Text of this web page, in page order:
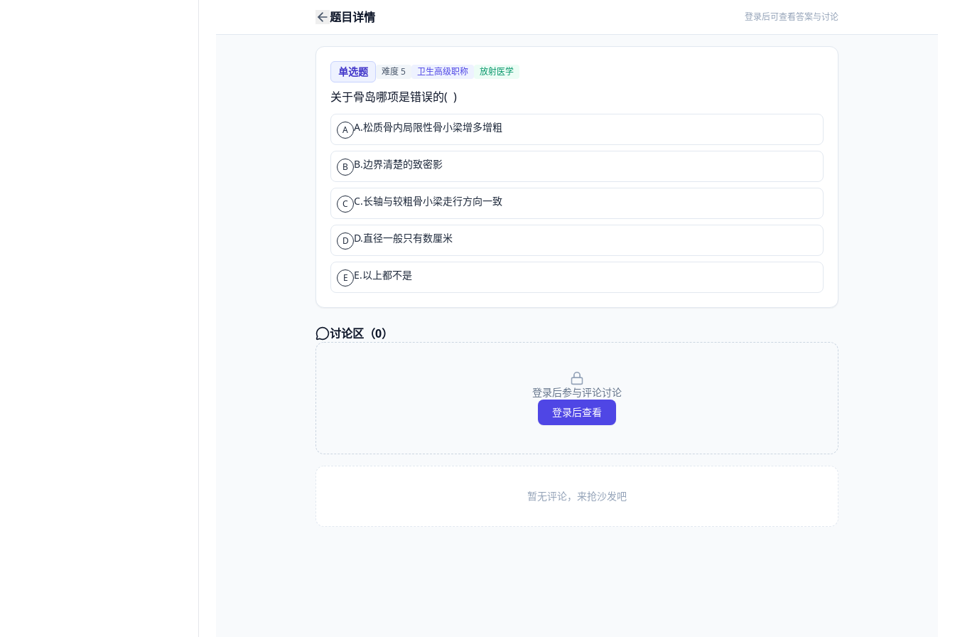
题目详情 登录后可查看答案与讨论
单选题 难度5 卫生高级职称 放射医学
关于骨岛哪项是错误的(  )
A A.松质骨内局限性骨小梁增多增粗
B B.边界清楚的致密影
C C.长轴与较粗骨小梁走行方向一致
D D.直径一般只有数厘米
E E.以上都不是
讨论区（0）
登录后参与评论讨论
登录后查看
暂无评论，来抢沙发吧